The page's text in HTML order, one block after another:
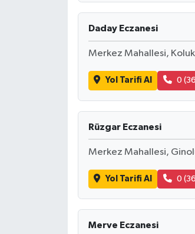
Daday Eczanesi
Merkez Mahallesi,
Yol Tarifi Al 0
Rüzgar Eczanesi
Merkez Mahallesi,
Yol Tarifi Al 0
Merve Eczanesi